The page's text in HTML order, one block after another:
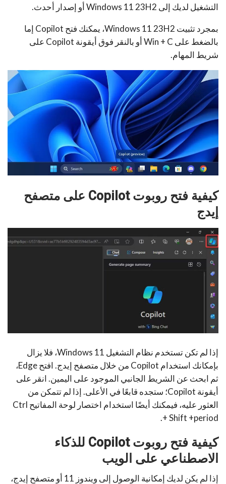
التشغيل لديك إلى Windows 11 23H2 أو إصدار أحدث.
بمجرد تثبيت Windows 11 23H2، يمكنك فتح Copilot إما
بالضغط على Win + C أو بالنقر فوق أيقونة Copilot على
شريط المهام.
كيفية فتح روبوت Copilot على متصفح
إيدج
إذا لم تكن تستخدم نظام التشغيل Windows 11، فلا يزال
بإمكانك استخدام Copilot من خلال متصفح إيدج. افتح Edge،
ثم ابحث عن الشريط الجانبي الموجود على اليمين. انقر على
أيقونة Copilot؛ ستجده قابعًا في الأعلى. إذا لم تتمكن من
العثور عليه، فيمكنك أيضًا استخدام اختصار لوحة المفاتيح Ctrl
+ Shift +period.
كيفية فتح روبوت Copilot للذكاء
الاصطناعي على الويب
إذا لم يكن لديك إمكانية الوصول إلى ويندوز 11 أو متصفح إيدج،